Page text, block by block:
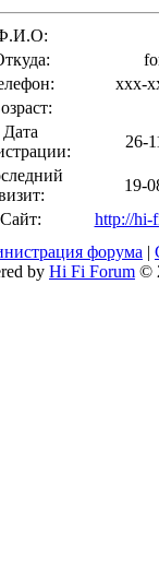
xxx-
Дата
26-
19-
Сайт:
http://hi-
форума |
by Hi Fi Forum ©